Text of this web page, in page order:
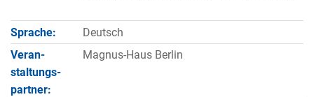
Sprache:
Deutsch
Veran­
staltungs­
partner:
Magnus-Haus Berlin